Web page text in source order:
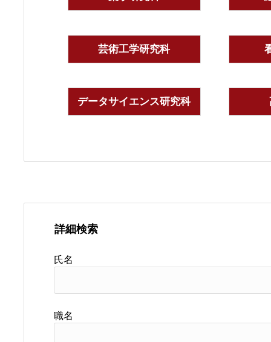
芸術工学研究科
データサイエンス研究科
詳細検索
氏名
職名